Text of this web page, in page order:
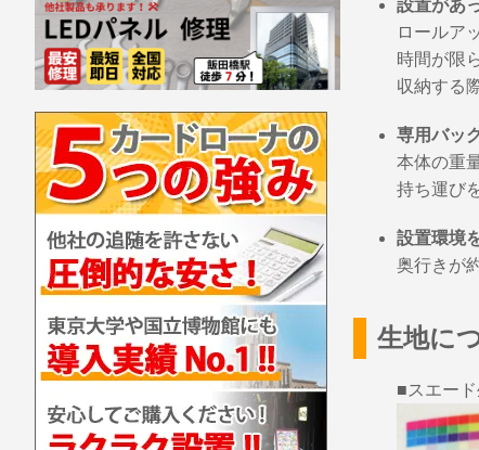
設置があ
ロールア
時間が限
収納する
専用バッ
本体の重
持ち運び
設置環境
奥行きが
生地に
■スエー